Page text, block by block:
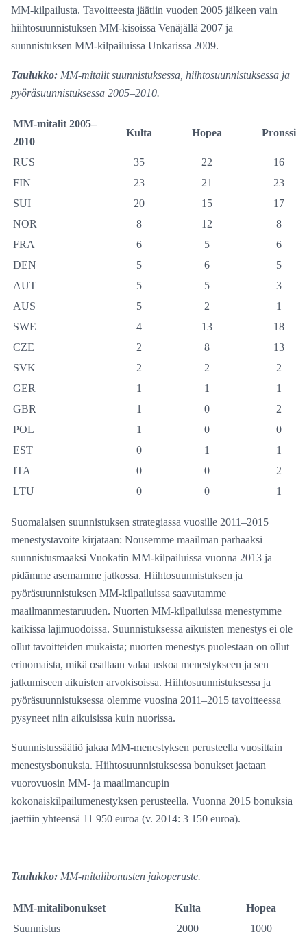
MM-kilpailusta. Tavoitteesta jäätiin vuoden 2005 jälkeen vain
hiihtosuunnistuksen MM-kisoissa Venäjällä 2007 ja
suunnistuksen MM-kilpailuissa Unkarissa 2009.
Taulukko: MM-mitalit suunnistuksessa, hiihtosuunnistuksessa ja
pyöräsuunnistuksessa 2005–2010.
MM-mitalit 2005–
2010
Kulta Hopea Pronssi
RUS 35 22
16
FIN
23 21
23
SUI
20 15
17
NOR
8 12
8
FRA
6 5
6
DEN
5 6
5
AUT
5 5
3
AUS
5 2
1
SWE
4 13
18
CZE
2 8
13
SVK
2 2
2
GER
1 1
1
GBR
1 0
2
POL
1 0
0
EST
0 1
1
ITA
0 0
2
LTU
0 0 1
Suomalaisen suunnistuksen strategiassa vuosille 2011–2015
menestystavoite kirjataan: Nousemme maailman parhaaksi
suunnistusmaaksi Vuokatin MM-kilpailuissa vuonna 2013 ja
pidämme asemamme jatkossa. Hiihtosuunnistuksen ja
pyöräsuunnistuksen MM-kilpailuissa saavutamme
maailmanmestaruuden. Nuorten MM-kilpailuissa menestymme
kaikissa lajimuodoissa. Suunnistuksessa aikuisten menestys ei ole
ollut tavoitteiden mukaista; nuorten menestys puolestaan on ollut
erinomaista, mikä osaltaan valaa uskoa menestykseen ja sen
jatkumiseen aikuisten arvokisoissa. Hiihtosuunnistuksessa ja
pyöräsuunnistuksessa olemme vuosina 2011–2015 tavoitteessa
pysyneet niin aikuisissa kuin nuorissa.
Suunnistussäätiö jakaa MM-menestyksen perusteella vuosittain
menestysbonuksia. Hiihtosuunnistuksessa bonukset jaetaan
vuorovuosin MM- ja maailmancupin
kokonaiskilpailumenestyksen perusteella. Vuonna 2015 bonuksia
jaettiin yhteensä 11 950 euroa (v. 2014: 3 150 euroa).
Taulukko: MM-mitalibonusten jakoperuste.
MM-mitalibonukset Kulta
Hopea
Suunnistus
2000
1000